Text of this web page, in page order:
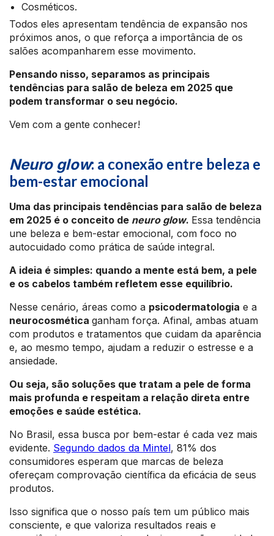
Cosméticos.
Todos eles apresentam tendência de expansão nos
próximos anos, o que reforça a importância de os
salões acompanharem esse movimento.
Pensando nisso, separamos as principais
tendências para salão de beleza em 2025 que
podem transformar o seu negócio.
Vem com a gente conhecer!
Neuro glow: a conexão entre beleza e
bem-estar emocional
Uma das principais tendências para salão de beleza
em 2025 é o conceito de neuro glow. Essa tendência
une beleza e bem-estar emocional, com foco no
autocuidado como prática de saúde integral.
A ideia é simples: quando a mente está bem, a pele
e os cabelos também refletem esse equilíbrio.
Nesse cenário, áreas como a psicodermatologia e a
neurocosmética ganham força. Afinal, ambas atuam
com produtos e tratamentos que cuidam da aparência
e, ao mesmo tempo, ajudam a reduzir o estresse e a
ansiedade.
Ou seja, são soluções que tratam a pele de forma
mais profunda e respeitam a relação direta entre
emoções e saúde estética.
No Brasil, essa busca por bem-estar é cada vez mais
evidente. Segundo dados da Mintel, 81% dos
consumidores esperam que marcas de beleza
ofereçam comprovação científica da eficácia de seus
produtos.
Isso significa que o nosso país tem um público mais
consciente, e que valoriza resultados reais e